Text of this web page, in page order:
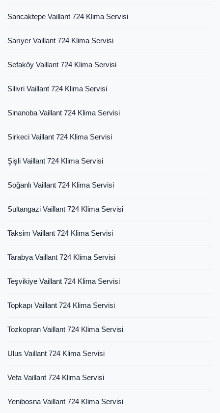
Sancaktepe Vaillant 724 Klima Servisi
Sarıyer Vaillant 724 Klima Servisi
Sefaköy Vaillant 724 Klima Servisi
Silivri Vaillant 724 Klima Servisi
Sinanoba Vaillant 724 Klima Servisi
Sirkeci Vaillant 724 Klima Servisi
Şişli Vaillant 724 Klima Servisi
Soğanlı Vaillant 724 Klima Servisi
Sultangazi Vaillant 724 Klima Servisi
Taksim Vaillant 724 Klima Servisi
Tarabya Vaillant 724 Klima Servisi
Teşvikiye Vaillant 724 Klima Servisi
Topkapı Vaillant 724 Klima Servisi
Tozkopran Vaillant 724 Klima Servisi
Ulus Vaillant 724 Klima Servisi
Vefa Vaillant 724 Klima Servisi
Yenibosna Vaillant 724 Klima Servisi